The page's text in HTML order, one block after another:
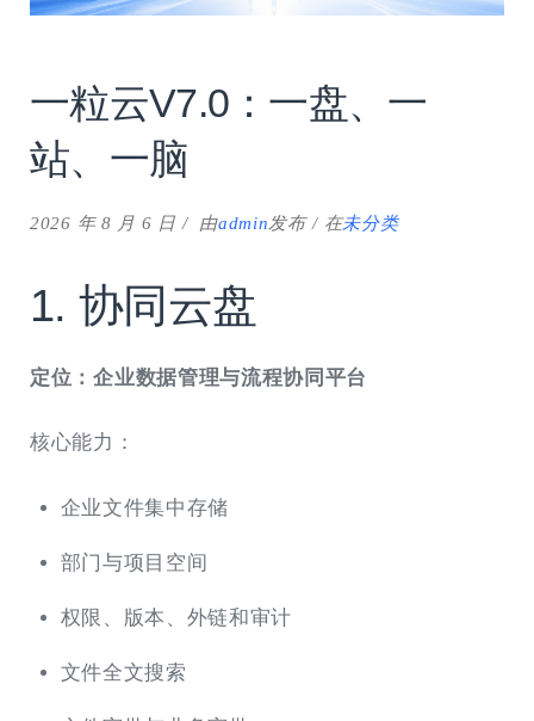
一粒云V7.0：一盘、一
站、一脑
2026 年 8 月 6 日 由admin发布 在未分类
1. 协同云盘
定位：企业数据管理与流程协同平台
核心能力：
企业文件集中存储
部门与项目空间
权限、版本、外链和审计
文件全文搜索